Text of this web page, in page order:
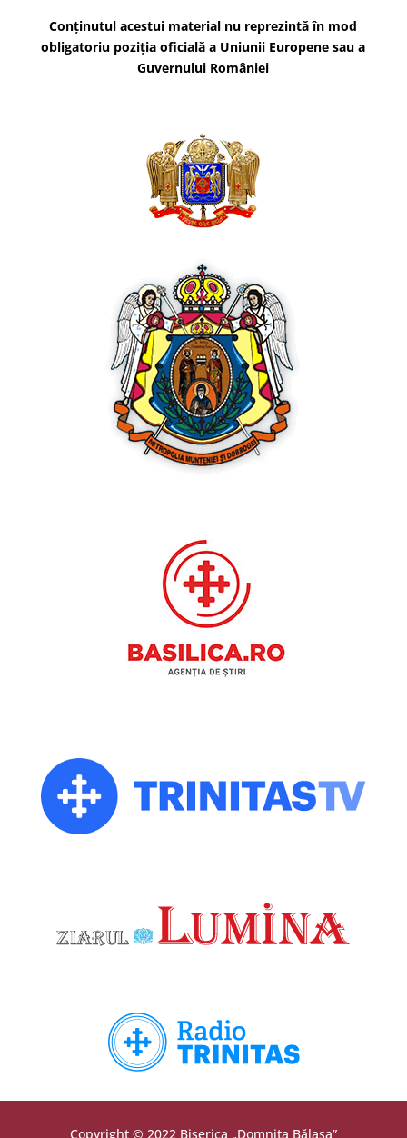
Conținutul acestui material nu reprezintă în mod
obligatoriu poziția oficială a Uniunii Europene sau a
Guvernului României
Copyright © 2022 Biserica „Domnița Bălașa”